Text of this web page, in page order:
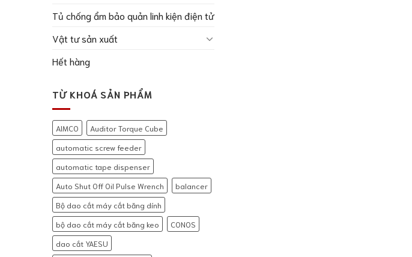
Tủ chống ẩm bảo quản linh kiện điện tử
Vật tư sản xuất
Hết hàng
TỪ KHOÁ SẢN PHẨM
AIMCO
Auditor Torque Cube
automatic screw feeder
automatic tape dispenser
Auto Shut Off Oil Pulse Wrench
balancer
Bộ dao cắt máy cắt băng dính
bộ dao cắt máy cắt băng keo
CONOS
dao cắt YAESU